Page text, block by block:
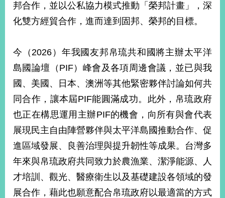
邦合作，並以公私協力模式推動「榮邦計畫」，深
化雙方經貿合作，進而達到固邦、榮邦的目標。
今（2026）年我國友邦帛琉共和國將主辦太平洋
島國論壇（PIF）峰會及各項周邊會議，並已與我
國、美國、日本、澳洲等其他緊密夥伴討論如何共
同合作，讓本屆PIF能圓滿成功。此外，帛琉政府
也正在構思運用主辦PIF的機會，向所有與會代表
展現民主自由陣營夥伴與太平洋島國推動合作、促
進區域發展、良善治理與提升韌性等成果。台灣多
年來與帛琉政府共同致力於農漁業、潔淨能源、人
才培訓、觀光、醫療衛生以及基礎建設各領域的發
展合作，藉此也願意配合帛琉政府以最適當的方式